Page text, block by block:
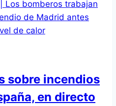
sobre incendios
en directo